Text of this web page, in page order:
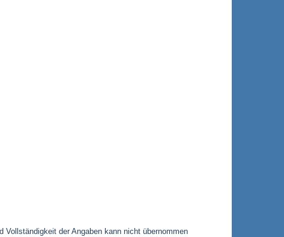
der Angaben kann nicht übernommen